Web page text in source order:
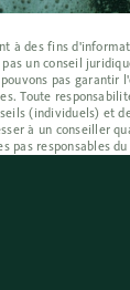
à des fins
un conseil
pas
Toute
(individuels) et
à un conseiller
pas responsables